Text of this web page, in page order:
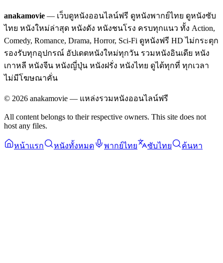
anakamovie — เว็บดูหนังออนไลน์ฟรี ดูหนังพากย์ไทย ดูหนังซับ
ไทย หนังใหม่ล่าสุด หนังดัง หนังชนโรง ครบทุกแนว ทั้ง Action,
Comedy, Romance, Drama, Horror, Sci-Fi ดูหนังฟรี HD ไม่กระตุก
รองรับทุกอุปกรณ์ อัปเดตหนังใหม่ทุกวัน รวมหนังอินเดีย หนัง
เกาหลี หนังจีน หนังญี่ปุ่น หนังฝรั่ง หนังไทย ดูได้ทุกที่ ทุกเวลา
ไม่มีโฆษณาคั่น
© 2026 anakamovie — แหล่งรวมหนังออนไลน์ฟรี
All content belongs to their respective owners. This site does not
host any files.
หน้าแรก หนังทั้งหมด พากย์ไทย ซับไทย ค้นหา